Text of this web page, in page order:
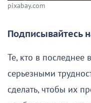
pixabay.com
Подписывайтесь
Те, кто в последнее
серьезными
сделать, чтобы их